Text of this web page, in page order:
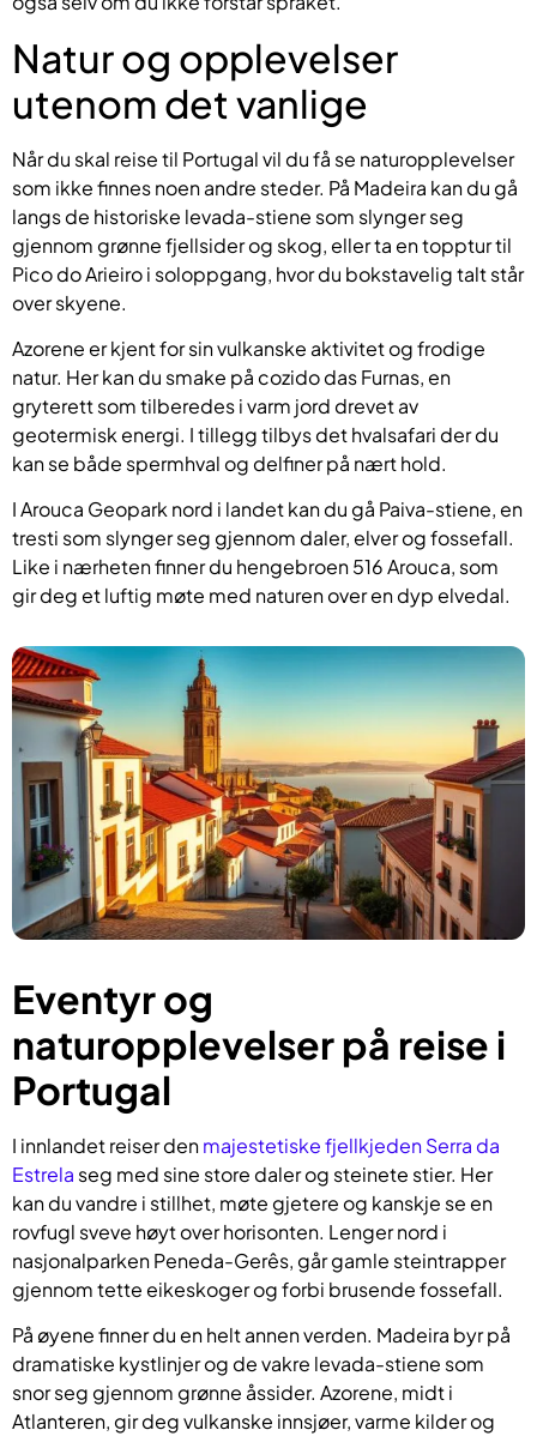
Natur og opplevelser
utenom det vanlige
Når du skal reise til Portugal vil du få se naturopplevelser
som ikke finnes noen andre steder. På Madeira kan du gå
langs de historiske levada-stiene som slynger seg
gjennom grønne fjellsider og skog, eller ta en topptur til
Pico do Arieiro i soloppgang, hvor du bokstavelig talt står
over skyene.
Azorene er kjent for sin vulkanske aktivitet og frodige
natur. Her kan du smake på cozido das Furnas, en
gryterett som tilberedes i varm jord drevet av
geotermisk energi. I tillegg tilbys det hvalsafari der du
kan se både spermhval og delfiner på nært hold.
I Arouca Geopark nord i landet kan du gå Paiva-stiene, en
tresti som slynger seg gjennom daler, elver og fossefall.
Like i nærheten finner du hengebroen 516 Arouca, som
gir deg et luftig møte med naturen over en dyp elvedal.
Eventyr og
naturopplevelser på reise i
Portugal
I innlandet reiser denmajestetiske fjellkjeden Serra da
Estrela seg med sine store daler og steinete stier. Her
kan du vandre i stillhet, møte gjetere og kanskje se en
rovfugl sveve høyt over horisonten. Lenger nord i
nasjonalparken Peneda-Gerês, går gamle steintrapper
gjennom tette eikeskoger og forbi brusende fossefall.
På øyene finner du en helt annen verden. Madeira byr på
dramatiske kystlinjer og de vakre levada-stiene som
snor seg gjennom grønne åssider. Azorene, midt i
Atlanteren, gir deg vulkanske innsjøer, varme kilder og